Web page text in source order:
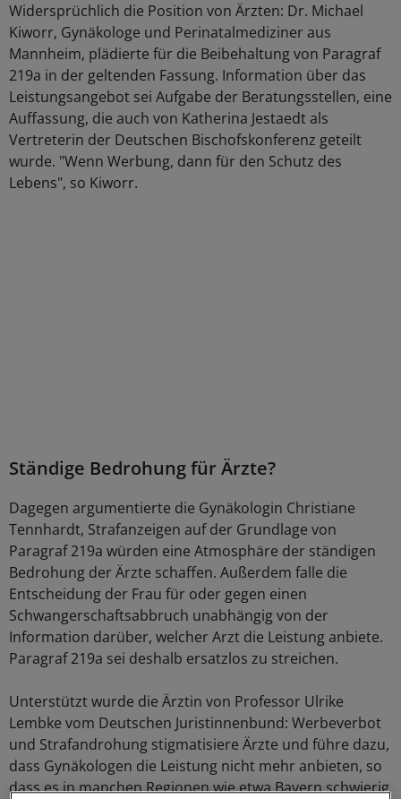
Widersprüchlich die Position von Ärzten: Dr. Michael
Kiworr, Gynäkologe und Perinatalmediziner aus
Mannheim, plädierte für die Beibehaltung von Paragraf
219a in der geltenden Fassung. Information über das
Leistungsangebot sei Aufgabe der Beratungsstellen, eine
Auffassung, die auch von Katherina Jestaedt als
Vertreterin der Deutschen Bischofskonferenz geteilt
wurde. "Wenn Werbung, dann für den Schutz des
Lebens", so Kiworr.
Ständige Bedrohung für Ärzte?
Dagegen argumentierte die Gynäkologin Christiane
Tennhardt, Strafanzeigen auf der Grundlage von
Paragraf 219a würden eine Atmosphäre der ständigen
Bedrohung der Ärzte schaffen. Außerdem falle die
Entscheidung der Frau für oder gegen einen
Schwangerschaftsabbruch unabhängig von der
Information darüber, welcher Arzt die Leistung anbiete.
Paragraf 219a sei deshalb ersatzlos zu streichen.
Unterstützt wurde die Ärztin von Professor Ulrike
Lembke vom Deutschen Juristinnenbund: Werbeverbot
und Strafandrohung stigmatisiere Ärzte und führe dazu,
dass Gynäkologen die Leistung nicht mehr anbieten, so
dass es in manchen Regionen wie etwa Bayern schwierig